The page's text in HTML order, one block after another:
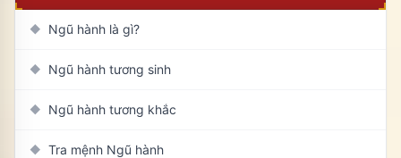
◆ Ngũ hành là gì?
◆ Ngũ hành tương sinh
◆ Ngũ hành tương khắc
◆ Tra mệnh Ngũ hành